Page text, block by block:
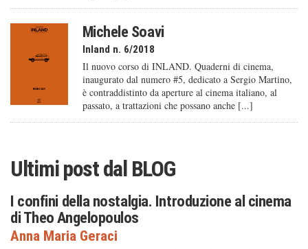
Michele Soavi
Inland n. 6/2018
Il nuovo corso di INLAND. Quaderni di cinema,
inaugurato dal numero #5, dedicato a Sergio Martino,
è contraddistinto da aperture al cinema italiano, al
passato, a trattazioni che possano anche [...]
Ultimi post dalBLOG
I confini della nostalgia. Introduzione al cinema
di Theo Angelopoulos
Anna Maria Geraci